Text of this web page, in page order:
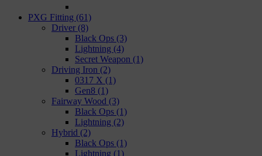
PXG Fitting (61)
Driver (8)
Black Ops (3)
Lightning (4)
Secret Weapon (1)
Driving Iron (2)
0317 X (1)
Gen8 (1)
Fairway Wood (3)
Black Ops (1)
Lightning (2)
Hybrid (2)
Black Ops (1)
Lightning (1)